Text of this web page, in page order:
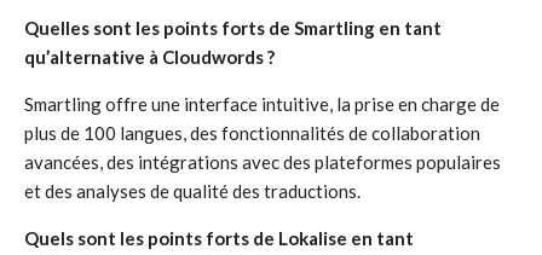
Quelles sont les points forts de Smartling en tant
qu’alternative à Cloudwords ?
Smartling offre une interface intuitive, la prise en charge de
plus de 100 langues, des fonctionnalités de collaboration
avancées, des intégrations avec des plateformes populaires
et des analyses de qualité des traductions.
Quels sont les points forts de Lokalise en tant